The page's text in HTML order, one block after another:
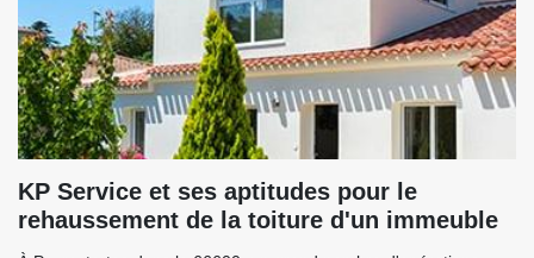
KP Service et ses aptitudes pour le
rehaussement de la toiture d'un immeuble